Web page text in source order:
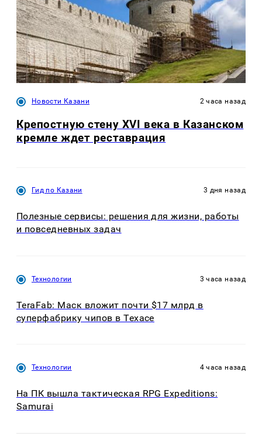
Новости Казани 2 часа назад
Крепостную стену XVI века в Казанском
кремле ждет реставрация
Гид по Казани 3 дня назад
Полезные сервисы: решения для жизни, работы
и повседневных задач
Технологии 3 часа назад
TeraFab: Маск вложит почти $17 млрд в
суперфабрику чипов в Техасе
Технологии 4 часа назад
На ПК вышла тактическая RPG Expeditions:
Samurai